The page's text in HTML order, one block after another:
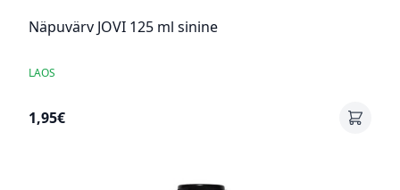
Näpuvärv JOVI 125 ml sinine
LAOS
1,95€